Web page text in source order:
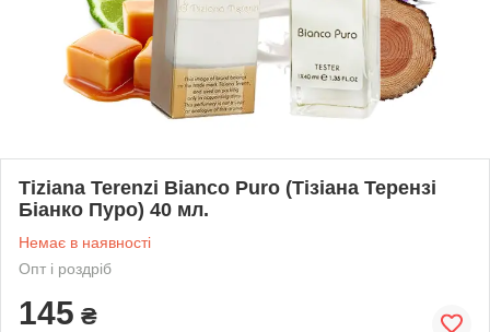
Tiziana Terenzi Bianco Puro (Тізіана Терензі
Біанко Пуро) 40 мл.
Немає в наявності
Опт і роздріб
145 ₴